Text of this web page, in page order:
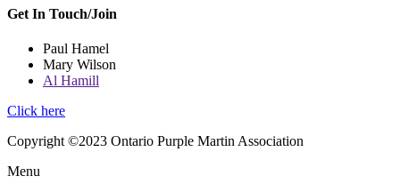
Get In Touch/Join
Paul Hamel
Mary Wilson
Al Hamill
Click here
Copyright ©2023 Ontario Purple Martin Association
Menu